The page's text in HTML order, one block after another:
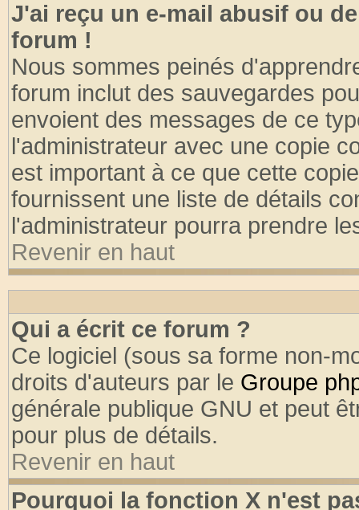
J'ai reçu un e-mail abusif ou
forum !
Nous sommes peinés
forum inclut des sauvegardes
envoient des messages de ce
l'administrateur avec une copie
est important à ce que cette
fournissent une liste de détails
l'administrateur pourra prendre
Revenir en haut
Qui a écrit ce forum ?
Ce logiciel (sous sa forme non-
droits d'auteurs par le Groupe
générale publique GNU et peut
pour plus de détails.
Revenir en haut
Pourquoi la fonction X n'est